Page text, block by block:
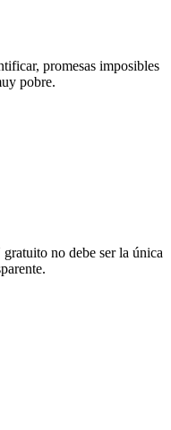
promesas imposibles
pobre.
no debe ser la única